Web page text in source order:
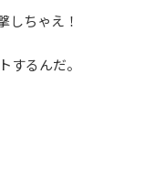
しちゃえ！
するんだ。